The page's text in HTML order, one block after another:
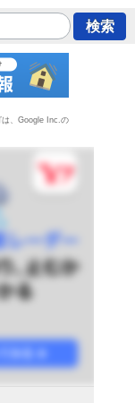
検索
は、Google Inc.の